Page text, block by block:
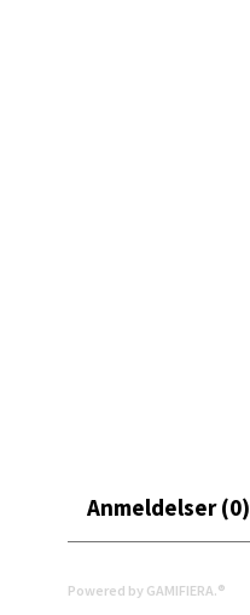
Anmeldelser (0)
Powered by GAMIFIERA.®